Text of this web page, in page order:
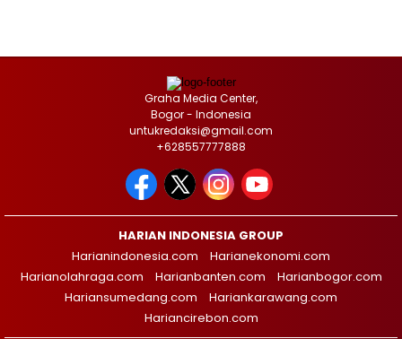
Graha Media Center,
Bogor - Indonesia
untukredaksi@gmail.com
+628557777888
HARIAN INDONESIA GROUP
Harianindonesia.com
Harianekonomi.com
Harianolahraga.com
Harianbanten.com
Harianbogor.com
Hariansumedang.com
Hariankarawang.com
Hariancirebon.com